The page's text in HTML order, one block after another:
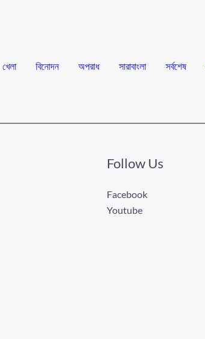
খেলা বিনোদন অপরাধ সারাবাংলা সর্বশেষ
Follow Us
Facebook
Youtube